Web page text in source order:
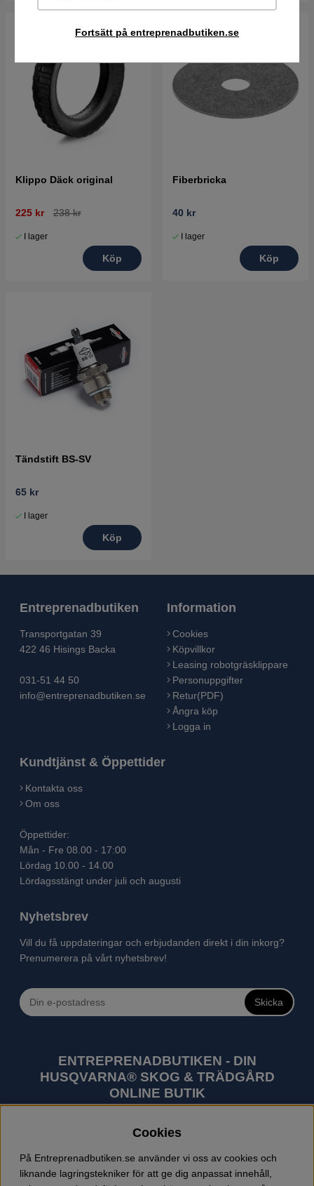
Fortsätt på entreprenadbutiken.se
Klippo Däck original
225 kr 238 kr
I lager
Köp
Fiberbricka
40 kr
I lager
Köp
Tändstift BS-SV
65 kr
I lager
Köp
Entreprenadbutiken
Transportgatan 39
422 46 Hisings Backa
031-51 44 50
info@entreprenadbutiken.se
Information
Cookies
Köpvillkor
Leasing robotgräsklippare
Personuppgifter
Retur(PDF)
Ångra köp
Logga in
Kundtjänst & Öppettider
Kontakta oss
Om oss
Öppettider:
Mån - Fre 08.00 - 17:00
Lördag 10.00 - 14.00
Lördagsstängt under juli och augusti
Nyhetsbrev
Vill du få uppdateringar och erbjudanden direkt i din inkorg?
Prenumerera på vårt nyhetsbrev!
Skicka
ENTREPRENADBUTIKEN - DIN
HUSQVARNA® SKOG & TRÄDGÅRD
ONLINE BUTIK
utomhusprodukter som skogsmaskiner och
trädgårdsmaskiner. I sortimentet finns bl.a. robotgräsklippare,
motorsågar, röjsågar, trimmers, riders, åkgräsklippare,
Cookies
På Entreprenadbutiken.se använder vi oss av cookies och
liknande lagringstekniker för att ge dig anpassat innehåll,